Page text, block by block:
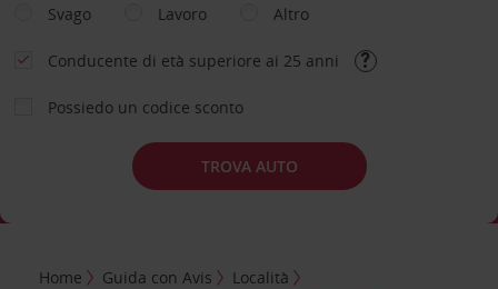
Svago
Lavoro Altro
Conducente di età superiore ai 25 anni
Possiedo un codice sconto
TROVA AUTO
Home Guida con Avis
Località